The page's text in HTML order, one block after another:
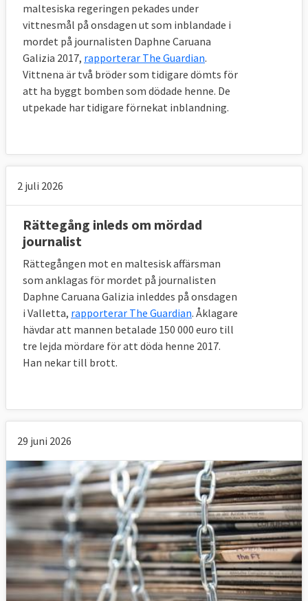
Så mäts pressfriheten
De 180 länder och territorier som rankas av
Reportrar utan gränser bedöms inom de
nämnda indikatorerna både kvalitativt och
kvantitativt. Kvantitativt handlar det om en
kartläggning av kränkningar av pressfrihet
Kvalitativt är det en studie baserad på
svaren från hundratals experter på
pressfrihet, som valts ut av Reportrar utan
gränser RSF (journalister, akademiker,
jurister och människorättsförsvarare) och
som fyllt i ett frågeformulär med 123
frågor.
Fem indikatorer
Pressfrihetsindexet från Reporterar utan
gränser delas in i fem indikatorer:
Den politiska kontexten
Den sociokulturella kontexten
Medlemsländernas ansvar
Det är medlemsstaternas ansvar att skydda
mediernas frihet och mångfald. 2024
beslutadeEuropaparlamentetochEU-
länderna(Ungern röstadeensamt nej)att
anta en ny EU-lag för att stärka
pressfriheten. Regler om mediernas frihet
maltesiska regeringen pekades under
vittnesmål på onsdagen ut som inblandade i
mordet på journalisten Daphne Caruana
Galizia 2017, rapporterar The Guardian.
Vittnena är två bröder som tidigare dömts för
att ha byggt bomben som dödade henne. De
utpekade har tidigare förnekat inblandning.
2 juli 2026
Rättegång inleds om mördad
journalist
Rättegången mot en maltesisk affärsman
som anklagas för mordet på journalisten
Daphne Caruana Galizia inleddes på onsdagen
i Valletta, rapporterar The Guardian. Åklagare
hävdar att mannen betalade 150 000 euro till
tre lejda mördare för att döda henne 2017.
Han nekar till brott.
29 juni 2026